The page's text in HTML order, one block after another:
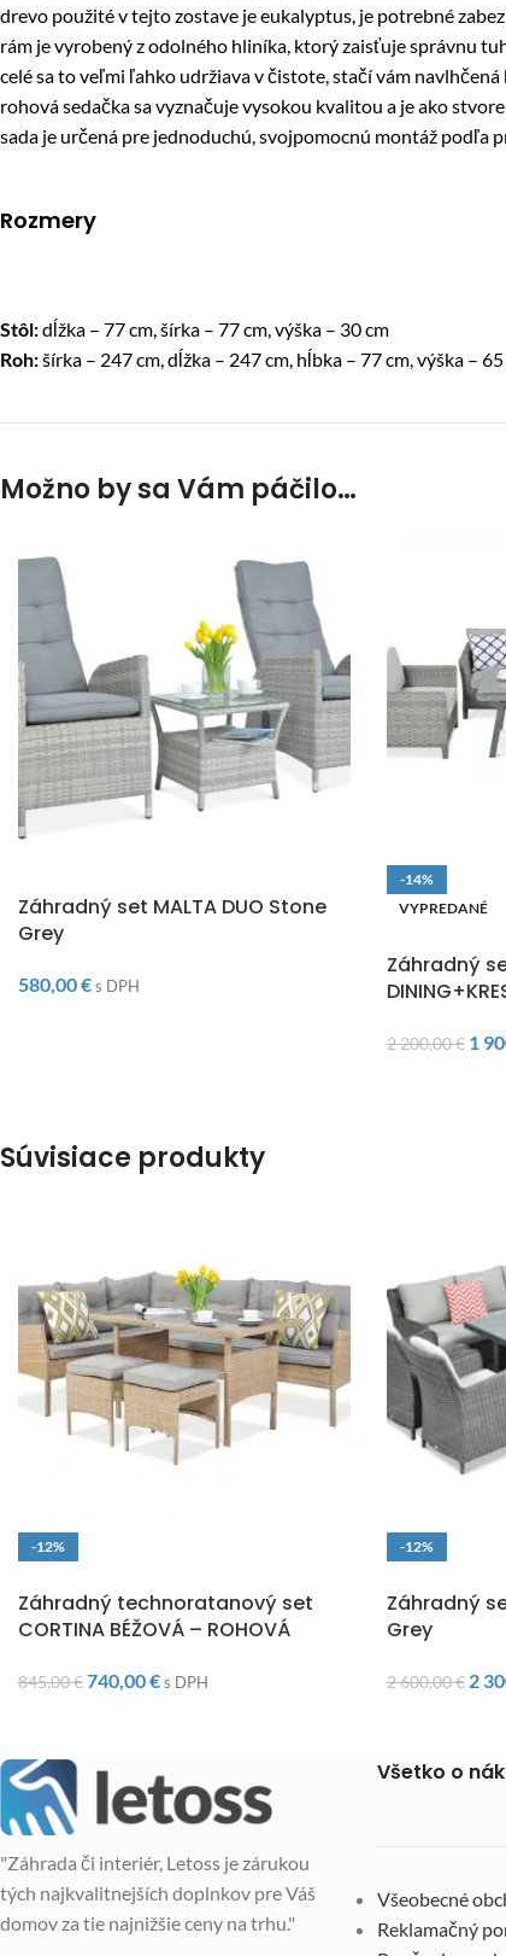
drevo použité v tejto zostave je eukalyptus, je potrebné
rám je vyrobený z odolného hliníka, ktorý zaisťuje správnu
celé sa to veľmi ľahko udržiava v čistote, stačí vám
rohová sedačka sa vyznačuje vysokou kvalitou a je ako
sada je určená pre jednoduchú, svojpomocnú montáž podľa
Rozmery
Stôl:dĺžka – 77 cm, šírka – 77 cm, výška – 30 cm
Roh:šírka – 247 cm, dĺžka – 247 cm, hĺbka – 77 cm, výška –
Možno by sa Vám páčilo…
Záhradný set MALTA DUO Stone
Grey
580,00€s DPH
-14%
VYPREDANÉ
Záhradný
2 200,00€ 1
Súvisiace produkty
-12%
Záhradný technoratanový set
CORTINA BÉŽOVÁ – ROHOVÁ
845,00€740,00€s DPH
-12%
Záhradný
Grey
2 600,00€ 2
"Záhrada či interiér, Letoss je zárukou
tých najkvalitnejších doplnkov pre Váš
domov za tie najnižšie ceny na trhu."
Všetko o
Všeobecné
Reklamačný